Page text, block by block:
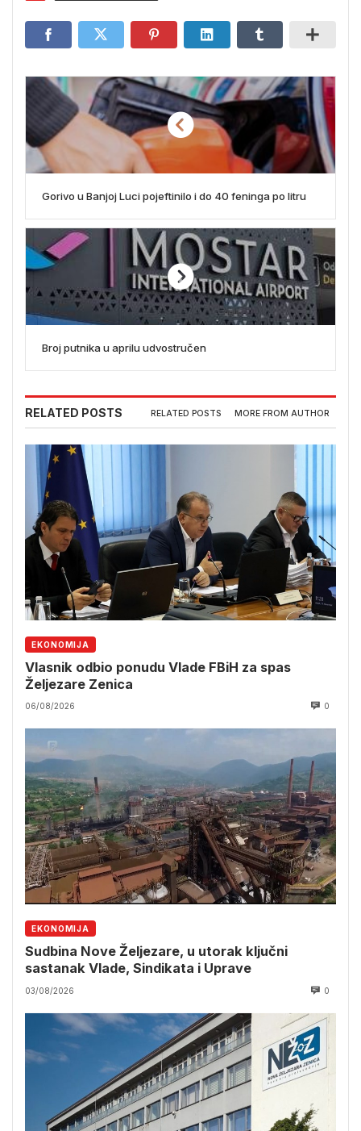
Gorivo u Banjoj Luci pojeftinilo i do 40 feninga po litru
Broj putnika u aprilu udvostručen
RELATED POSTS RELATED POSTS MORE FROM AUTHOR
EKONOMIJA
Vlasnik odbio ponudu Vlade FBiH za spas
Željezare Zenica
06/08/2026 0
EKONOMIJA
Sudbina Nove Željezare, u utorak ključni
sastanak Vlade, Sindikata i Uprave
03/08/2026 0